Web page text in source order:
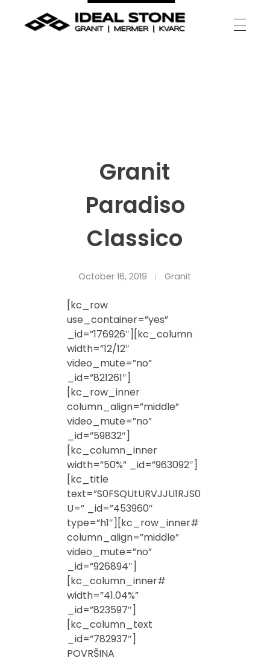
Granit
Paradiso
Classico
October 16, 2019 Granit
[kc_row
use_container=”yes”
_id=”176926″][kc_column
width=”12/12″
video_mute=”no”
_id=”821261″]
[kc_row_inner
column_align=”middle”
video_mute=”no”
_id=”59832″]
[kc_column_inner
width=”50%” _id=”963092″]
[kc_title
text=”S0FSQUtURVJJU1RJS0
U=” _id=”453960″
type=”h1″][kc_row_inner#
column_align=”middle”
video_mute=”no”
_id=”926894″]
[kc_column_inner#
width=”41.04%”
_id=”823597″]
[kc_column_text
_id=”782937″]
POVRŠINA